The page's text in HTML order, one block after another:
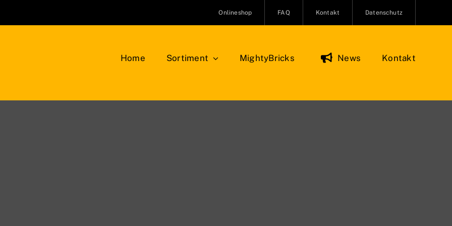
Onlineshop FAQ Kontakt Datenschutz
Home Sortiment MightyBricks News Kontakt